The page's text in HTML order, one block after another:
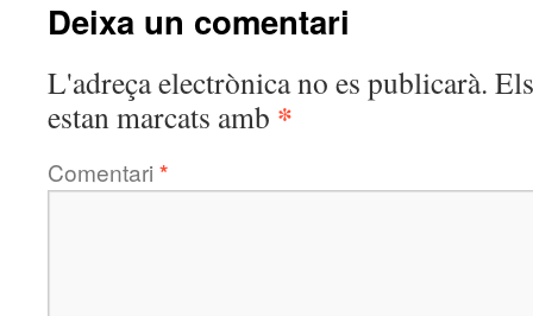
Deixa un comentari
L'adreça electrònica no es publicarà.
estan marcats amb *
Comentari *